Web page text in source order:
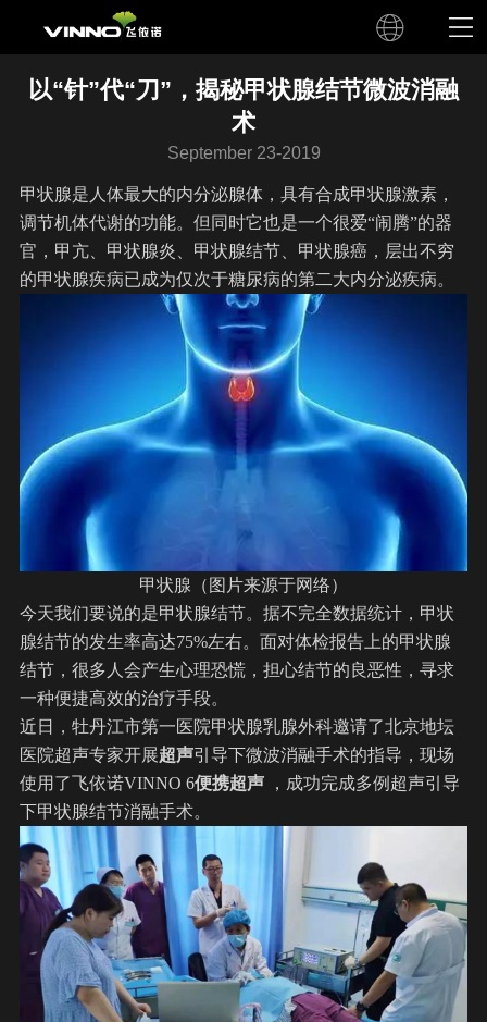
以“针”代“刀”，揭秘甲状腺结节微波消融
术
September 23-2019
甲状腺是人体最大的内分泌腺体，具有合成甲状腺激素，
调节机体代谢的功能。但同时它也是一个很爱“闹腾”的器
官，甲亢、甲状腺炎、甲状腺结节、甲状腺癌，层出不穷
的甲状腺疾病已成为仅次于糖尿病的第二大内分泌疾病。
甲状腺（图片来源于网络）
今天我们要说的是甲状腺结节。据不完全数据统计，甲状
腺结节的发生率高达75%左右。面对体检报告上的甲状腺
结节，很多人会产生心理恐慌，担心结节的良恶性，寻求
一种便捷高效的治疗手段。
近日，牡丹江市第一医院甲状腺乳腺外科邀请了北京地坛
医院超声专家开展超声引导下微波消融手术的指导，现场
使用了飞依诺VINNO 6便携超声，成功完成多例超声引导
下甲状腺结节消融手术。